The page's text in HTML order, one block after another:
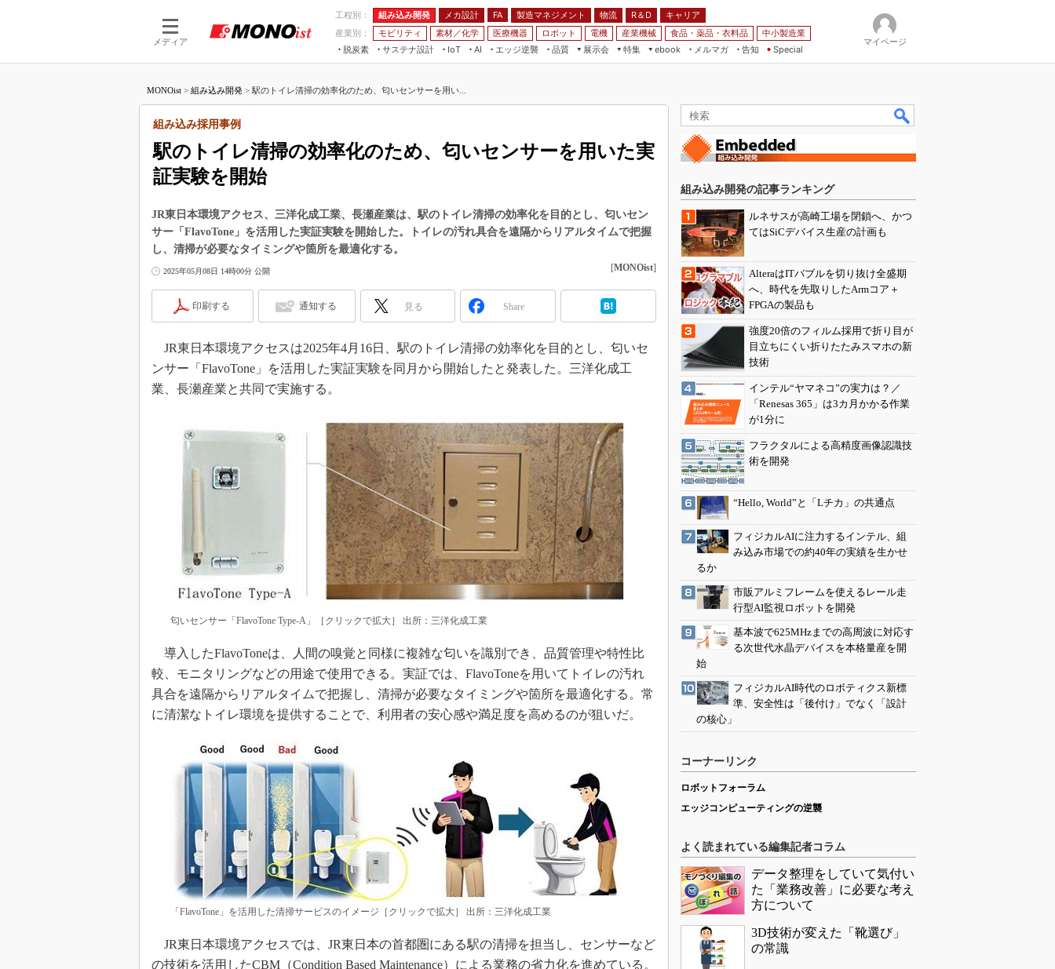
メディア
工程別： 組み込み開発 メカ設計 FA 製造マネジメント 物流 R＆D
キャリア
産業別：
モビリティ 素材／化学 医療機器 ロボット 電機 産業機械 食品・薬品・衣料品
中小製造業
脱炭素
サステナ設計
IoT
つながる工場
AI
AI×設備保全
エッジ逆襲 品質
展示会
JIMTOF
IIFES
TECHNO-FRONTIER
EdgeTech+
日本ものづくりワールド
AUTOMOTIVE WORLD
産業オープンネット展
特集
つながるクルマ
フィールドサービス
組み込み画像技術
組み込みモデリング
ISO26262
3Dプリンタ
インダストリー4.0
イノベーション
製造業ビッグデータ
メイドインジャパン
植物工場
知財マネジメント
海外生産
グローバル設計・開発
制御セキュリティ
新型コロナへの対応
ebook
モビリティ
メルマガ
告知 Special
マイページ
MONOist > 組み込み開発 > 駅のトイレ清掃の効率化のため、匂いセンサーを用い...
駅のトイレ清掃の効率化のため、匂いセンサーを用いた実
証実験を開始
組み込み採用事例
JR東日本環境アクセス、三洋化成工業、長瀬産業は、駅のトイレ清掃の効率化を目的とし、匂いセン
サー「FlavoTone」を活用した実証実験を開始した。トイレの汚れ具合を遠隔からリアルタイムで把握
し、清掃が必要なタイミングや箇所を最適化する。
2025年05月08日 14時00分 公開 [MONOist]
印刷する 通知する 見る Share
JR東日本環境アクセスは2025年4月16日、駅のトイレ清掃の効率化を目的とし、匂いセ
ンサー「FlavoTone」を活用した実証実験を同月から開始したと発表した。三洋化成工
業、長瀬産業と共同で実施する。
匂いセンサー「FlavoTone Type-A」［クリックで拡大］ 出所：三洋化成工業
導入したFlavoToneは、人間の嗅覚と同様に複雑な匂いを識別でき、品質管理や特性比
較、モニタリングなどの用途で使用できる。実証では、FlavoToneを用いてトイレの汚れ
具合を遠隔からリアルタイムで把握し、清掃が必要なタイミングや箇所を最適化する。常
に清潔なトイレ環境を提供することで、利用者の安心感や満足度を高めるのが狙いだ。
「FlavoTone」を活用した清掃サービスのイメージ［クリックで拡大］ 出所：三洋化成工業
JR東日本環境アクセスでは、JR東日本の首都圏にある駅の清掃を担当し、センサーなど
の技術を活用したCBM（Condition Based Maintenance）による業務の省力化を進めている。
組み込み開発の記事ランキング
ルネサスが高崎工場を閉鎖へ、かつ
てはSiCデバイス生産の計画も
AlteraはITバブルを切り抜け全盛期
へ、時代を先取りしたArmコア＋
FPGAの製品も
強度20倍のフィルム採用で折り目が
目立ちにくい折りたたみスマホの新
技術
インテル“ヤマネコ”の実力は？／
「Renesas 365」は3カ月かかる作業
が1分に
フラクタルによる高精度画像認識技
術を開発
“Hello, World”と「Lチカ」の共通点
フィジカルAIに注力するインテル、組
み込み市場での約40年の実績を生かせ
るか
市販アルミフレームを使えるレール走
行型AI監視ロボットを開発
基本波で625MHzまでの高周波に対応す
る次世代水晶デバイスを本格量産を開
始
フィジカルAI時代のロボティクス新標
準、安全性は「後付け」でなく「設計
の核心」
コーナーリンク
ロボットフォーラム
エッジコンピューティングの逆襲
よく読まれている編集記者コラム
データ整理をしていて気付い
た「業務改善」に必要な考え
方について
3D技術が変えた「靴選び」
の常識